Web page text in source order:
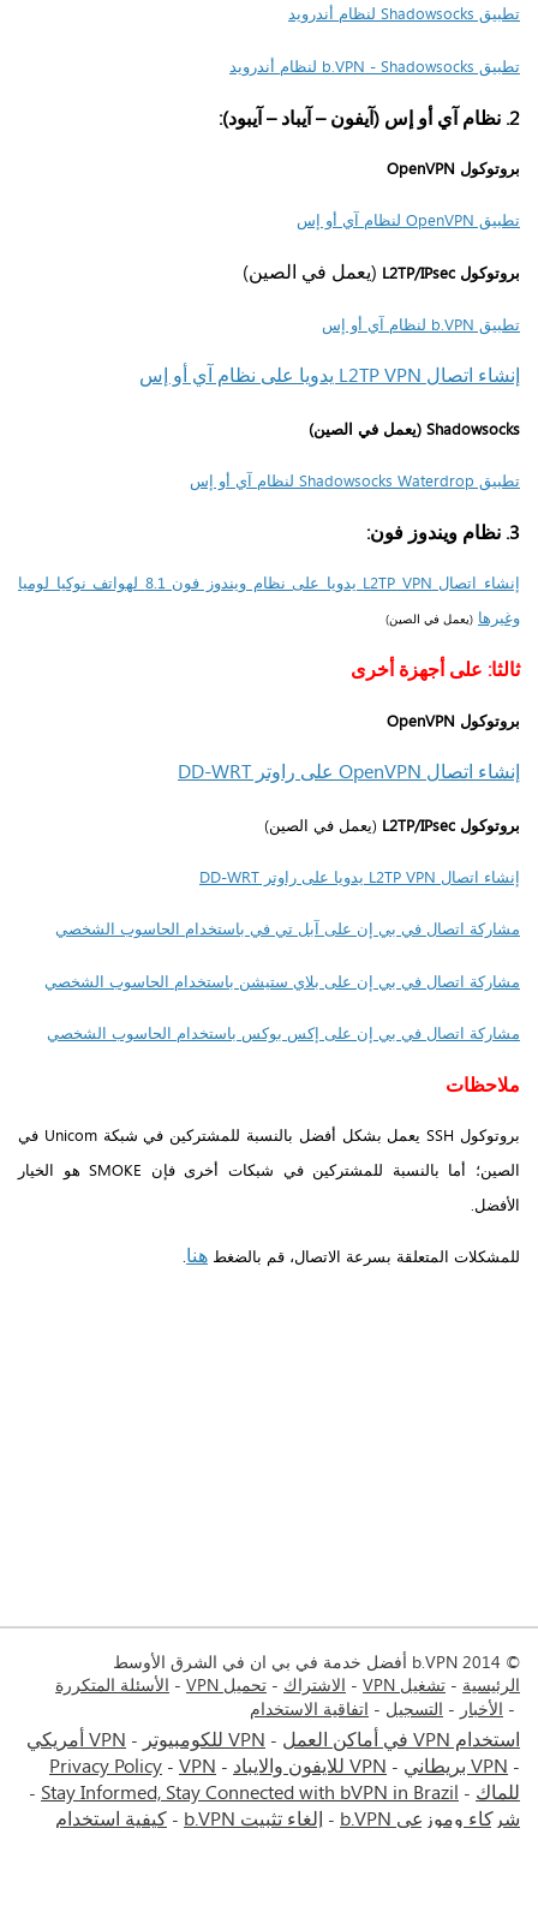
تطبيق Shadowsocks لنظام أندرويد
تطبيق b.VPN - Shadowsocks لنظام أندرويد
2. نظام آي أو إس (آيفون – آيباد – آيبود):
بروتوكول OpenVPN
تطبيق OpenVPN لنظام آي أو إس
بروتوكول L2TP/IPsec (يعمل في الصين)
تطبيق b.VPN لنظام آي أو إس
إنشاء اتصال L2TP VPN يدويا على نظام آي أو إس
Shadowsocks (يعمل في الصين)
تطبيق Shadowsocks Waterdrop لنظام آي أو إس
3. نظام ويندوز فون:
إنشاء اتصال L2TP VPN يدويا على نظام ويندوز فون 8.1 لهواتف نوكيا لوميا
وغيرها (يعمل في الصين)
ثالثا: على أجهزة أخرى
بروتوكول OpenVPN
إنشاء اتصال OpenVPN على راوتر DD-WRT
بروتوكول L2TP/IPsec (يعمل في الصين)
إنشاء اتصال L2TP VPN يدويا على راوتر DD-WRT
مشاركة اتصال في بي إن على آبل تي في باستخدام الحاسوب الشخصي
مشاركة اتصال في بي إن على بلاي ستيشن باستخدام الحاسوب الشخصي
مشاركة اتصال في بي إن على إكس بوكس باستخدام الحاسوب الشخصي
ملاحظات
بروتوكول SSH يعمل بشكل أفضل بالنسبة للمشتركين في شبكة Unicom في
الصين؛ أما بالنسبة للمشتركين في شبكات أخرى فإن SMOKE هو الخيار
الأفضل.
للمشكلات المتعلقة بسرعة الاتصال، قم بالضغط هنا.
© 2014 b.VPN أفضل خدمة في بي ان في الشرق الأوسط
الرئيسية
تشغيل VPN الاشتراك تحميل VPN
الأسئلة المتكررة
الأخبار
التسجيل اتفاقية الاستخدام
استخدام VPN في أماكن العمل - VPN للكومبيوتر - VPN أمريكي
- VPN بريطاني - VPN للايفون والايباد -
Privacy Policy - VPN
للماك -
Stay Informed, Stay Connected with bVPN in Brazil
-
شركاء وموزعي b.VPN - إلغاء تثبيت b.VPN - كيفية استخدام